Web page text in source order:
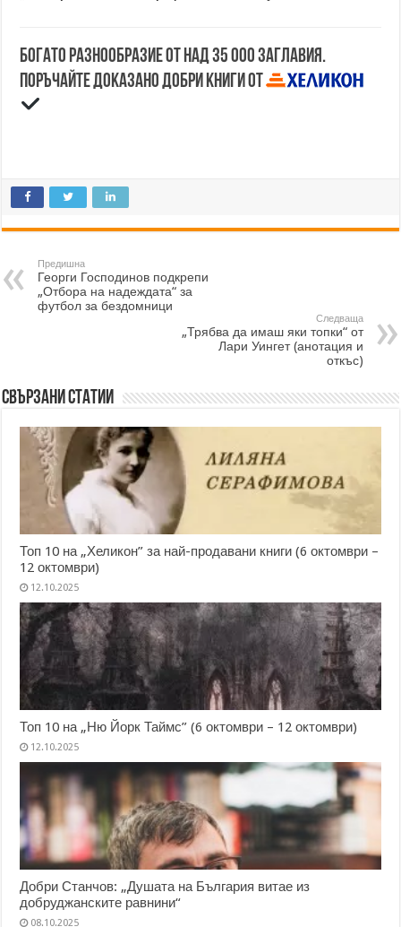
Богато разнообразие от над 35 000 заглавия.
Поръчайте доказано добри книги от
Предишна
Георги Господинов подкрепи
„Отбора на надеждата“ за
футбол за бездомници
Следваща
„Трябва да имаш яки топки“ от
Лари Уингет (анотация и
откъс)
Свързани статии
Топ 10 на „Хеликон” за най-продавани книги (6 октомври –
12 октомври)
12.10.2025
Топ 10 на „Ню Йорк Таймс” (6 октомври – 12 октомври)
12.10.2025
Добри Станчов: „Душата на България витае из
добруджанските равнини“
08.10.2025